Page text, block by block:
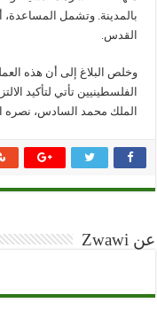
بالمدينة. وتشمل
القدس.
وخلص البلاغ إلى أن هذه
الفلسطينيين تأتي لتأكيد
الملك محمد السادس، نصره
عن Zwawi